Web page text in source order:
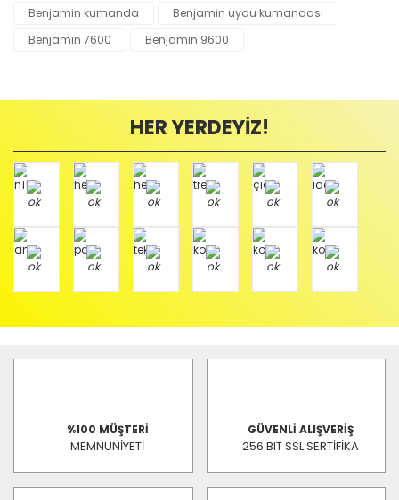
Benjamin kumanda
Benjamin uydu kumandası
Benjamin 7600
Benjamin 9600
HER YERDEYİZ!
%100 MÜŞTERİ
MEMNUNİYETİ
GÜVENLİ ALIŞVERİŞ
256 BIT SSL SERTİFİKA